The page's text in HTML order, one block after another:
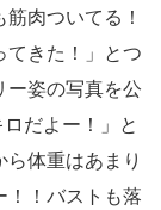
肉ついてる！
てきた！」とつ
姿の写真を公
だよー！」と
体重はあまり
！バストも落